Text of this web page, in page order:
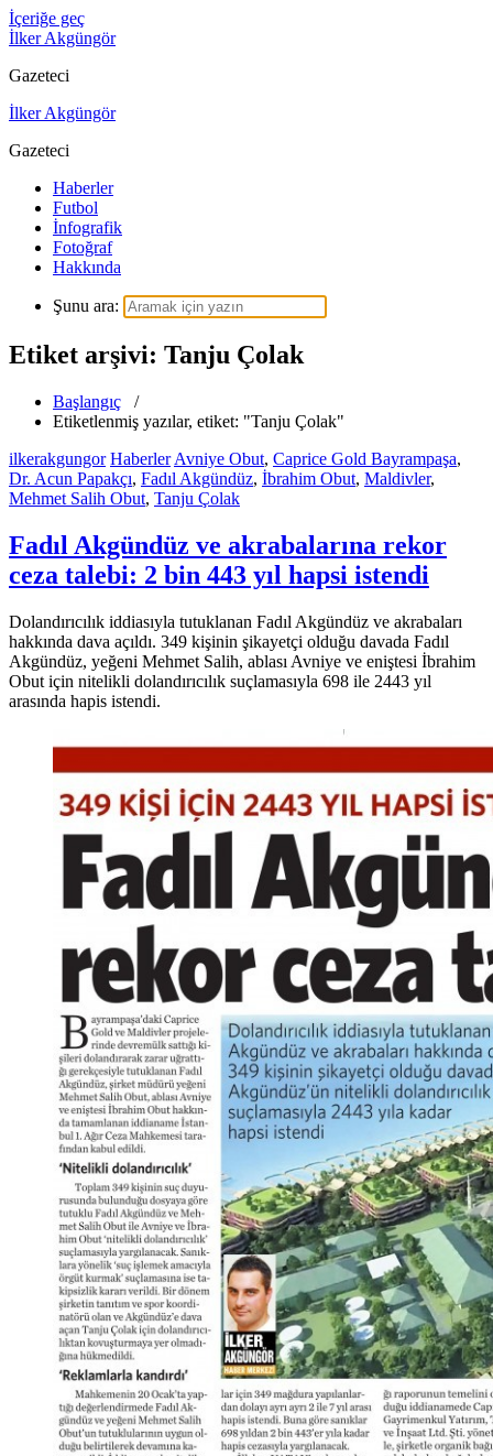
İçeriğe geç
İlker Akgüngör
Gazeteci
İlker Akgüngör
Gazeteci
Haberler
Futbol
İnfografik
Fotoğraf
Hakkında
Şunu ara:
Etiket arşivi: Tanju Çolak
Başlangıç /
Etiketlenmiş yazılar, etiket: "Tanju Çolak"
ilkerakgungor Haberler Avniye Obut, Caprice Gold Bayrampaşa,
Dr. Acun Papakçı, Fadıl Akgündüz, İbrahim Obut, Maldivler,
Mehmet Salih Obut, Tanju Çolak
Fadıl Akgündüz ve akrabalarına rekor
ceza talebi: 2 bin 443 yıl hapsi istendi
Dolandırıcılık iddiasıyla tutuklanan Fadıl Akgündüz ve akrabaları
hakkında dava açıldı. 349 kişinin şikayetçi olduğu davada Fadıl
Akgündüz, yeğeni Mehmet Salih, ablası Avniye ve eniştesi İbrahim
Obut için nitelikli dolandırıcılık suçlamasıyla 698 ile 2443 yıl
arasında hapis istendi.